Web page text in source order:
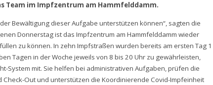
Team im Impfzentrum am Hammfelddamm.
Bewältigung dieser Aufgabe unterstützen können“, sagten die
Donnerstag ist das Impfzentrum am Hammfelddamm wieder
zu können. In zehn Impfstraßen wurden bereits am ersten Tag 1
Tagen in der Woche jeweils von 8 bis 20 Uhr zu gewährleisten,
System mit. Sie helfen bei administrativen Aufgaben, prüfen die
Out und unterstützen die Koordinierende Covid-Impfeinheit